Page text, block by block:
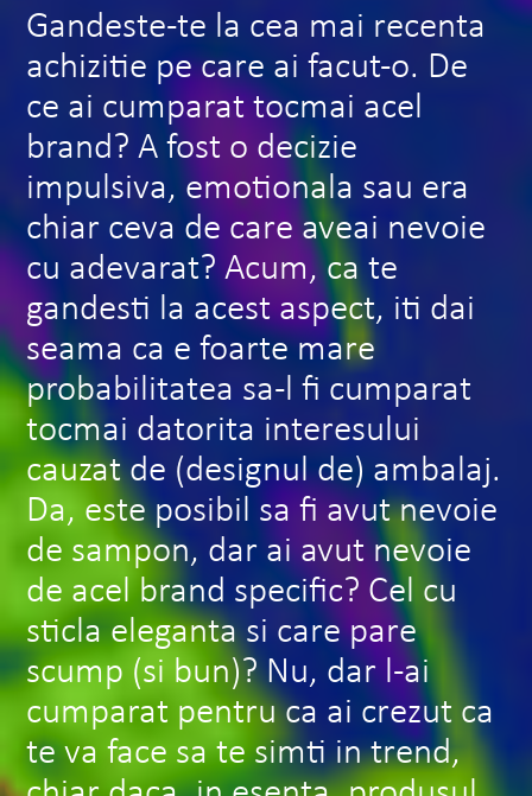
Gandeste-te la cea mai recenta
achizitie pe care ai facut-o. De
ce ai cumparat tocmai acel
brand? A fost o decizie
impulsiva, emotionala sau era
chiar ceva de care aveai nevoie
cu adevarat? Acum, ca te
gandesti la acest aspect, iti dai
seama ca e foarte mare
probabilitatea sa-l fi cumparat
tocmai datorita interesului
cauzat de (designul de) ambalaj.
Da, este posibil sa fi avut nevoie
de sampon, dar ai avut nevoie
de acel brand specific? Cel cu
sticla eleganta si care pare
scump (si bun)? Nu, dar l-ai
cumparat pentru ca ai crezut ca
te va face sa te simti in trend,